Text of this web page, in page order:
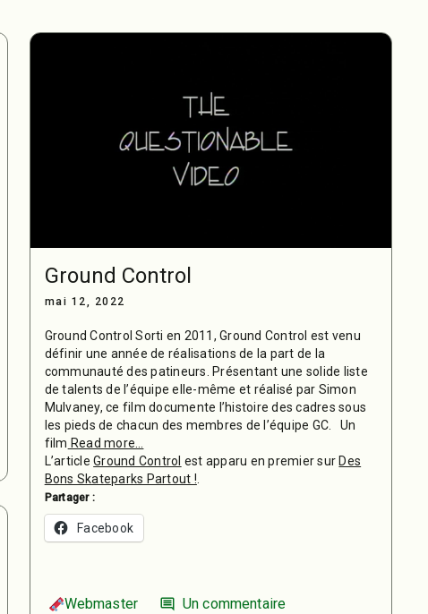
Ground Control
mai 12, 2022
Ground Control Sorti en 2011, Ground Control est venu
définir une année de réalisations de la part de la
communauté des patineurs. Présentant une solide liste
de talents de l’équipe elle-même et réalisé par Simon
Mulvaney, ce film documente l’histoire des cadres sous
les pieds de chacun des membres de l’équipe GC. Un
film Read more…
L’articleGround Control est apparu en premier sur Des
Bons Skateparks Partout !
Partager :
Facebook
Webmaster comment Un commentaire